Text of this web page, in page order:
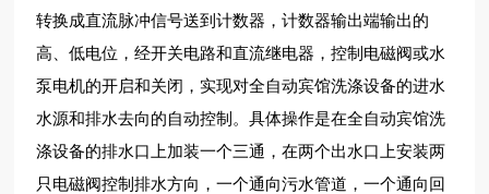
转换成直流脉冲信号送到计数器，计数器输出端输出的
高、低电位，经开关电路和直流继电器，控制电磁阀或水
泵电机的开启和关闭，实现对全自动宾馆洗涤设备的进水
水源和排水去向的自动控制。具体操作是在全自动宾馆洗
涤设备的排水口上加装一个三通，在两个出水口上安装两
只电磁阀控制排水方向，一个通向污水管道，一个通向回